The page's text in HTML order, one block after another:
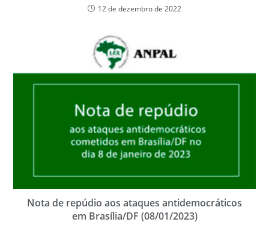
12 de dezembro de 2022
Nota de repúdio aos ataques antidemocráticos
em Brasília/DF (08/01/2023)